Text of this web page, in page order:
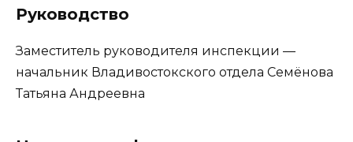
Руководство
Заместитель руководителя инспекции —
начальник Владивостокского отдела Семёнова
Татьяна Андреевна